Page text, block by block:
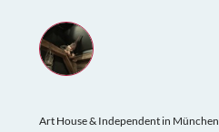
Art House & Independent in München